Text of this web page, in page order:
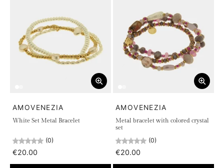
AMOVENEZIA
White Set Metal Bracelet
(0)
€20.00
AMOVENEZIA
Metal bracelet with colored crystal
set
(0)
€20.00